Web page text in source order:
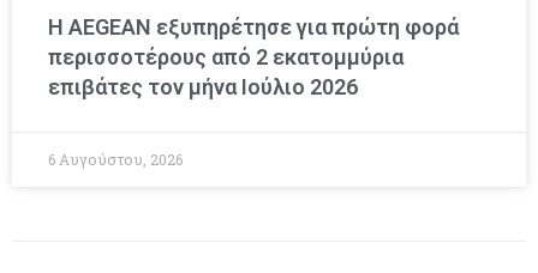
Η AEGEAN εξυπηρέτησε για πρώτη φορά
περισσοτέρους από 2 εκατομμύρια
επιβάτες τον μήνα Ιούλιο 2026
6 Αυγούστου, 2026